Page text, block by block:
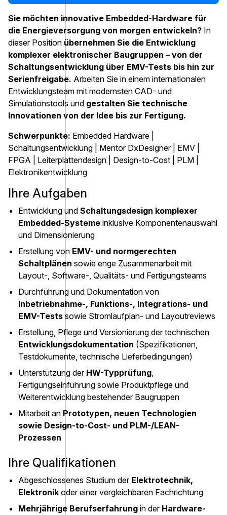
Sie möchten innovative Embedded-Hardware für
die Energieversorgung von morgen entwickeln? In
dieser Position übernehmen Sie die Entwicklung
komplexer elektronischer Baugruppen – von der
Schaltungsentwicklung über EMV-Tests bis hin zur
Serienfreigabe. Arbeiten Sie in einem internationalen
Entwicklungsteam mit modernsten CAD- und
Simulationstools und gestalten Sie technische
Innovationen von der Idee bis zur Fertigung.
Schwerpunkte: Embedded Hardware |
Schaltungsentwicklung | Mentor DxDesigner | EMV |
FPGA | Leiterplattendesign | Design-to-Cost | PLM |
Elektronikentwicklung
Ihre Aufgaben
Entwicklung und Schaltungsdesign komplexer
Embedded-Systeme inklusive Komponentenauswahl
und Dimensionierung
Erstellung von EMV- und normgerechten
Schaltplänen sowie enge Zusammenarbeit mit
Layout-, Software-, Qualitäts- und Fertigungsteams
Durchführung und Dokumentation von
Inbetriebnahme-, Funktions-, Integrations- und
EMV-Tests sowie Stromlaufplan- und Layoutreviews
Erstellung, Pflege und Versionierung der technischen
Entwicklungsdokumentation (Spezifikationen,
Testdokumente, technische Lieferbedingungen)
Unterstützung der HW-Typprüfung,
Fertigungseinführung sowie Produktpflege und
Weiterentwicklung bestehender Baugruppen
Mitarbeit an Prototypen, neuen Technologien
sowie Design-to-Cost- und PLM-/LEAN-
Prozessen
Ihre Qualifikationen
Abgeschlossenes Studium der Elektrotechnik,
Elektronik oder einer vergleichbaren Fachrichtung
Mehrjährige Berufserfahrung in der Hardware-